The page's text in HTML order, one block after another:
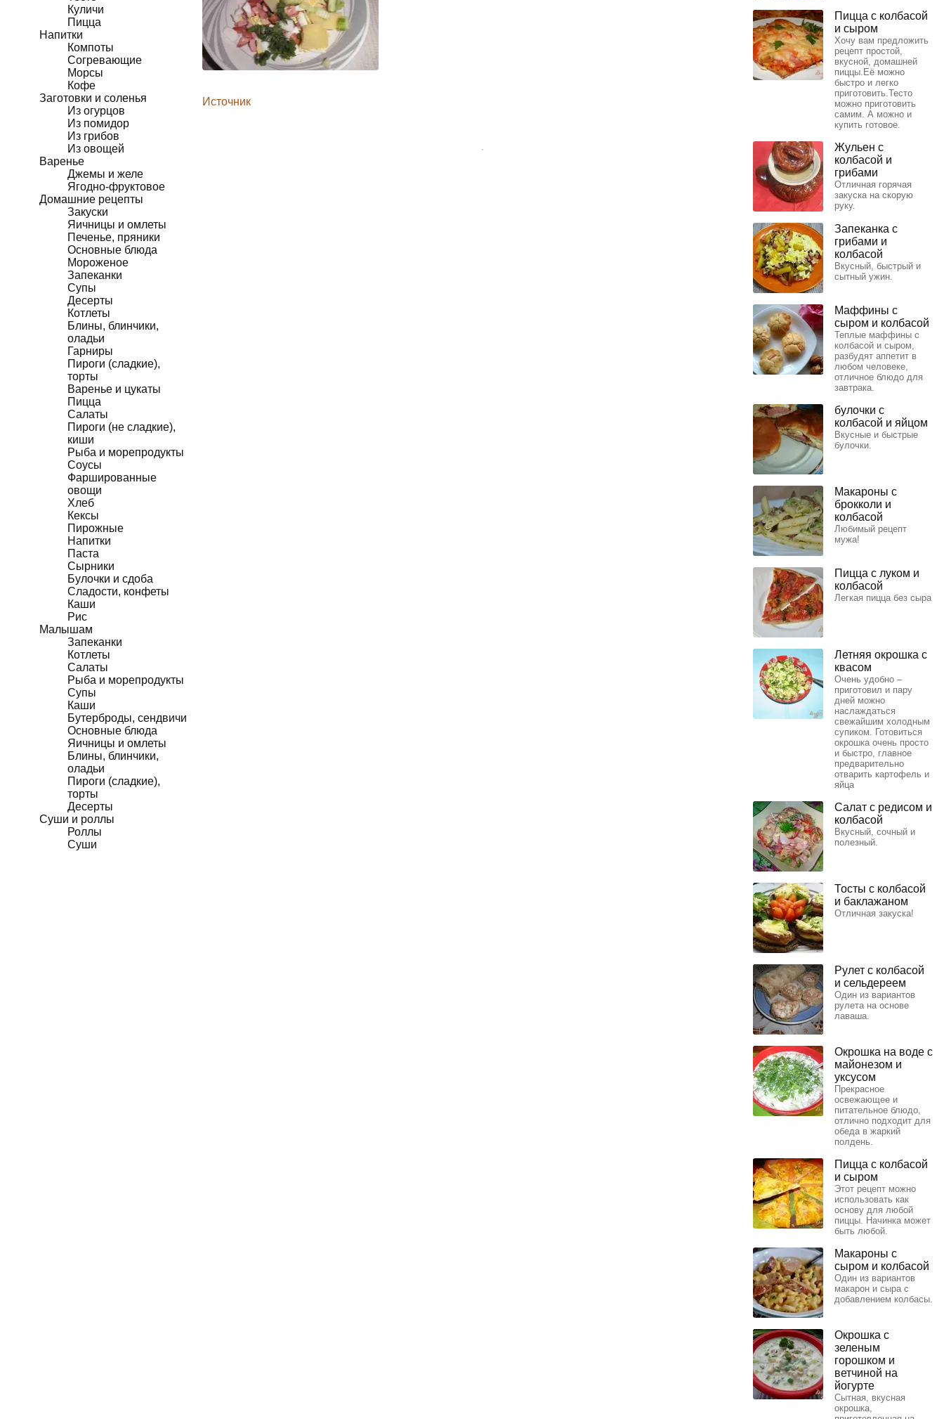
Куличи
Пицца
Напитки
Компоты
Согревающие
Морсы
Кофе
Заготовки и соленья
Из огурцов
Из помидор
Из грибов
Из овощей
Варенье
Джемы и желе
Ягодно-фруктовое
Домашние рецепты
Закуски
Яичницы и омлеты
Печенье, пряники
Основные блюда
Мороженое
Запеканки
Супы
Десерты
Котлеты
Блины, блинчики,
оладьи
Гарниры
Пироги (сладкие),
торты
Варенье и цукаты
Пицца
Салаты
Пироги (не сладкие),
киши
Рыба и морепродукты
Соусы
Фаршированные
овощи
Хлеб
Кексы
Пирожные
Напитки
Паста
Сырники
Булочки и сдоба
Сладости, конфеты
Каши
Рис
Малышам
Запеканки
Котлеты
Салаты
Рыба и морепродукты
Супы
Каши
Бутерброды, сендвичи
Основные блюда
Яичницы и омлеты
Блины, блинчики,
оладьи
Пироги (сладкие),
торты
Десерты
Суши и роллы
Роллы
Суши
Источник
Пицца с колбасой
и сыром
Хочу вам предложить
рецепт простой,
вкусной, домашней
пиццы.Её можно
быстро и легко
приготовить.Тесто
можно приготовить
самим. А можно и
купить готовое.
Жульен с
колбасой и
грибами
Отличная горячая
закуска на скорую
руку.
Запеканка с
грибами и
колбасой
Вкусный, быстрый и
сытный ужин.
Маффины с
сыром и колбасой
Теплые маффины с
колбасой и сыром,
разбудят аппетит в
любом человеке,
отличное блюдо для
завтрака.
булочки с
колбасой и яйцом
Вкусные и быстрые
булочки.
Макароны с
брокколи и
колбасой
Любимый рецепт
мужа!
Пицца с луком и
колбасой
Легкая пицца без сыра
Летняя окрошка с
квасом
Очень удобно –
приготовил и пару
дней можно
наслаждаться
свежайшим холодным
супиком. Готовиться
окрошка очень просто
и быстро, главное
предварительно
отварить картофель и
яйца
Салат с редисом и
колбасой
Вкусный, сочный и
полезный.
Тосты с колбасой
и баклажаном
Отличная закуска!
Рулет с колбасой
и сельдереем
Один из вариантов
рулета на основе
лаваша.
Окрошка на воде с
майонезом и
уксусом
Прекрасное
освежающее и
питательное блюдо,
отлично подходит для
обеда в жаркий
полдень.
Пицца с колбасой
и сыром
Этот рецепт можно
использовать как
основу для любой
пиццы. Начинка может
быть любой.
Макароны с
сыром и колбасой
Один из вариантов
макарон и сыра с
добавлением колбасы.
Окрошка с
зеленым
горошком и
ветчиной на
йогурте
Сытная, вкусная
окрошка,